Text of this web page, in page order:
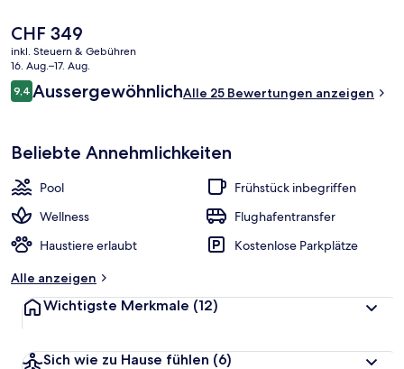
Abendessen internationale Küche serviert. Als weitere Highlights
bietet dieses Hotel im luxuriösen Stil 3 Außenpools, einen Golfplatz
und einen Strömungskanal. Ebenfalls vorhanden sind ein Skiraum,
ein Skiverleih und Skiunterricht.
Der
aktuelle
Preis
beträgt
CHF 349.
CHF 349
inkl. Steuern & Gebühren
16. Aug.–17. Aug.
Bewertungen
9,49,4 von 10.
AussergewöhnlichAlle 25 Bewertungen anzeigen
Beliebte Annehmlichkeiten
Pool
Frühstück inbegriffen
Wellness
Flughafentransfer
Haustiere erlaubt
Kostenlose Parkplätze
Alle anzeigen
Wichtigste Merkmale (12)
Sich wie zu Hause fühlen (6)